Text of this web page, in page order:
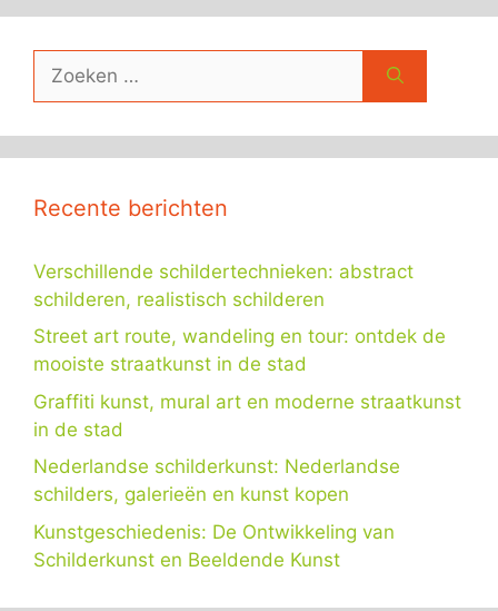
naar:
Recente berichten
Verschillende schildertechnieken: abstract
schilderen, realistisch schilderen
Street art route, wandeling en tour: ontdek de
mooiste straatkunst in de stad
Graffiti kunst, mural art en moderne straatkunst
in de stad
Nederlandse schilderkunst: Nederlandse
schilders, galerieën en kunst kopen
Kunstgeschiedenis: De Ontwikkeling van
Schilderkunst en Beeldende Kunst